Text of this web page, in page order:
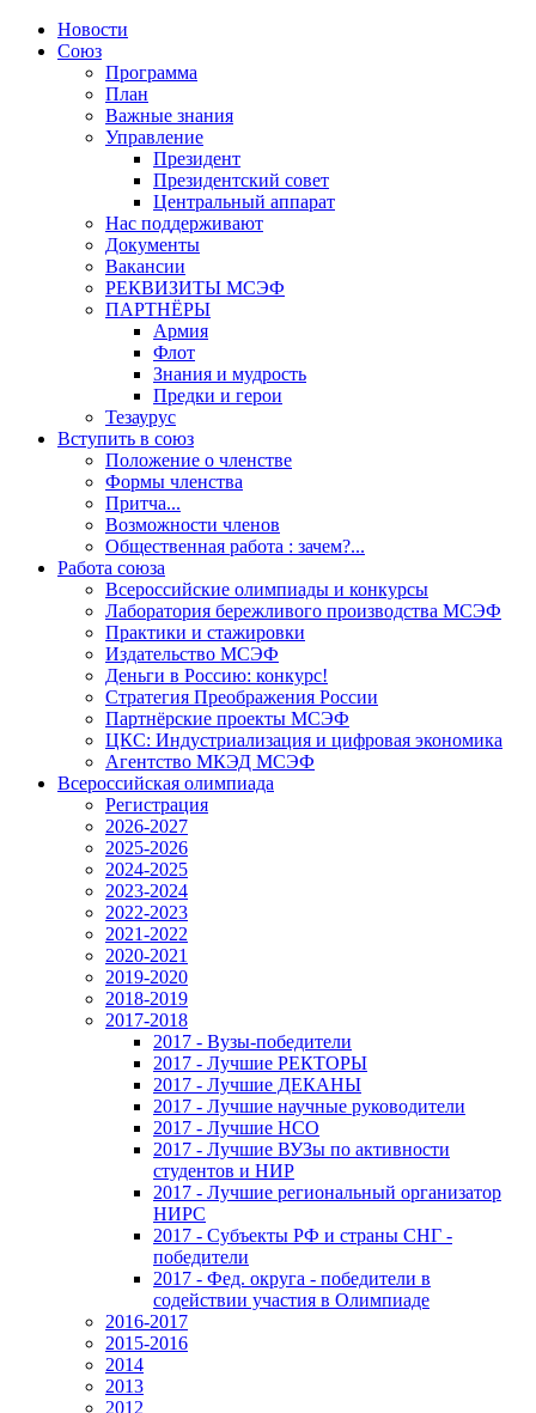
Новости
Союз
Программа
План
Важные знания
Управление
Президент
Президентский совет
Центральный аппарат
Нас поддерживают
Документы
Вакансии
РЕКВИЗИТЫ МСЭФ
ПАРТНЁРЫ
Армия
Флот
Знания и мудрость
Предки и герои
Тезаурус
Вступить в союз
Положение о членстве
Формы членства
Притча...
Возможности членов
Общественная работа : зачем?...
Работа союза
Всероссийские олимпиады и конкурсы
Лаборатория бережливого производства МСЭФ
Практики и стажировки
Издательство МСЭФ
Деньги в Россию: конкурс!
Стратегия Преображения России
Партнёрские проекты МСЭФ
ЦКС: Индустриализация и цифровая экономика
Агентство МКЭД МСЭФ
Всероссийская олимпиада
Регистрация
2026-2027
2025-2026
2024-2025
2023-2024
2022-2023
2021-2022
2020-2021
2019-2020
2018-2019
2017-2018
2017 - Вузы-победители
2017 - Лучшие РЕКТОРЫ
2017 - Лучшие ДЕКАНЫ
2017 - Лучшие научные руководители
2017 - Лучшие НСО
2017 - Лучшие ВУЗы по активности
студентов и НИР
2017 - Лучшие региональный организатор
НИРС
2017 - Субъекты РФ и страны СНГ -
победители
2017 - Фед. округа - победители в
содействии участия в Олимпиаде
2016-2017
2015-2016
2014
2013
2012